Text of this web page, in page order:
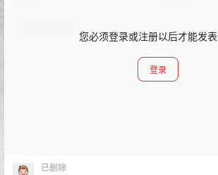
您必须登录或注册以后才能发
登录
已删除